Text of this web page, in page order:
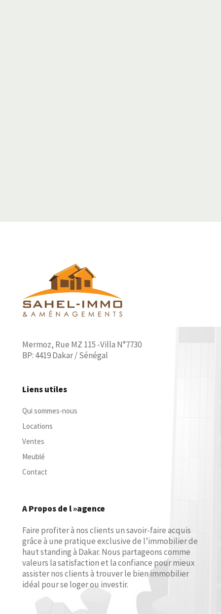
Mermoz, Rue MZ 115 -Villa N°7730
BP: 4419 Dakar / Sénégal
Liens utiles
Qui sommes-nous
Locations
Ventes
Meublé
Contact
A Propos de l »agence
Faire profiter à nos clients un savoir-faire acquis
grâce à une pratique exclusive de l’immobilier de
haut standing à Dakar. Nous partageons comme
valeurs la satisfaction et la confiance pour mieux
assister nos clients à trouver le bien immobilier
idéal pour se loger ou investir.